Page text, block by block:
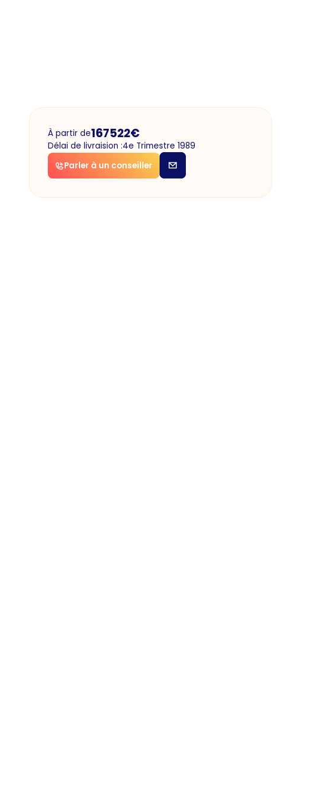
À partir de167522€
Délai de livraision :4e Trimestre 1989
Parler à un conseiller